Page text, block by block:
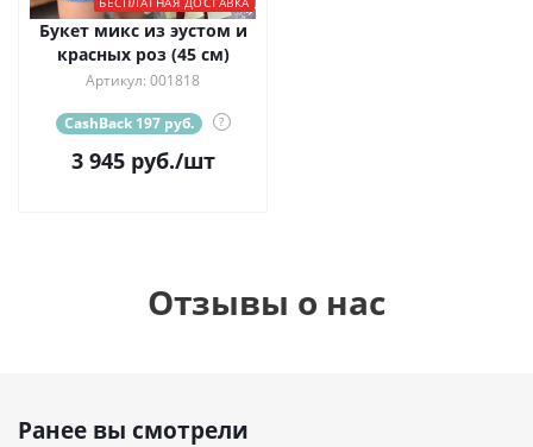
Букет микс из эустом и
красных роз (45 см)
Артикул: 001818
CashBack 197 руб. ?
3 945руб./шт
Отзывы о нас
Ранее вы смотрели